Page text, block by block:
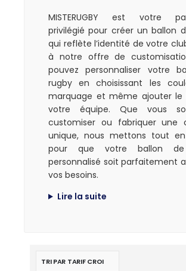
MISTERUGBY est votre
privilégié pour créer un ballon
qui reflète l’identité de votre
à notre offre de
pouvez personnaliser votre
rugby en choisissant les
marquage et même ajouter le
votre équipe. Que vous
customiser ou fabriquer une
unique, nous mettons tout
pour que votre ballon
personnalisé soit parfaitement
vos besoins.
Lire la suite